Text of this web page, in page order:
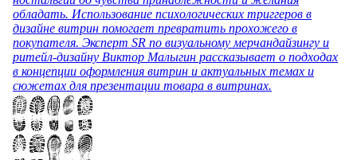
обладать. Использование психологических триггеров в
дизайне витрин помогает превратить прохожего в
покупателя. Эксперт SR по визуальному мерчандайзингу и
ритейл-дизайну Виктор Малыгин рассказывает о подходах
в концепции оформления витрин и актуальных темах и
сюжетах для презентации товара в витринах.